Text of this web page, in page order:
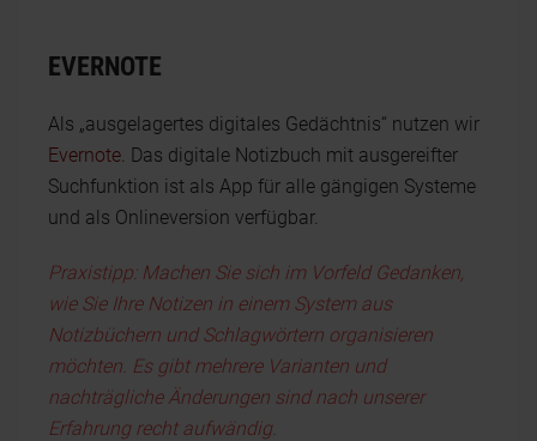
EVERNOTE
Als „ausgelagertes digitales Gedächtnis“ nutzen wir
Evernote. Das digitale Notizbuch mit ausgereifter
Suchfunktion ist als App für alle gängigen Systeme
und als Onlineversion verfügbar.
Praxistipp: Machen Sie sich im Vorfeld Gedanken,
wie Sie Ihre Notizen in einem System aus
Notizbüchern und Schlagwörtern organisieren
möchten. Es gibt mehrere Varianten und
nachträgliche Änderungen sind nach unserer
Erfahrung recht aufwändig.